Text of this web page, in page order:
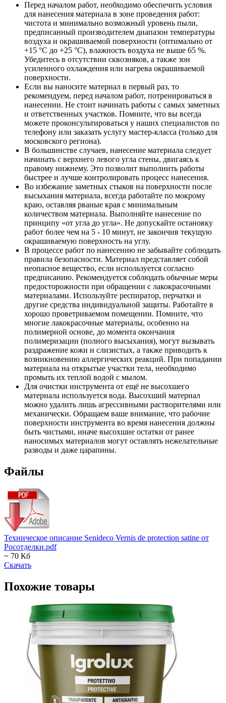
Перед началом работ, необходимо обеспечить условия
для нанесения материала в зоне проведения работ:
чистота и минимально возможный уровень пыли,
предписанный производителем диапазон температуры
воздуха и окрашиваемой поверхности (оптимально от
+15 °C до +25 °C), влажность воздуха не выше 65 %.
Убедитесь в отсутствии сквозняков, а также зон
усиленного охлаждения или нагрева окрашиваемой
поверхности.
Если вы наносите материал в первый раз, то
рекомендуем, перед началом работ, потренироваться в
нанесении. Не стоит начинать работы с самых заметных
и ответственных участков. Помните, что вы всегда
можете проконсультироваться у наших специалистов по
телефону или заказать услугу мастер-класса (только для
московского региона).
В большинстве случаев, нанесение материала следует
начинать с верхнего левого угла стены, двигаясь к
правому нижнему. Это позволит выполнить работы
быстрее и лучше контролировать процесс нанесения.
Во избежание заметных стыков на поверхности после
высыхания материала, всегда работайте по мокрому
краю, оставляя рваные края с минимальным
количеством материала. Выполняйте нанесение по
принципу «от угла до угла». Не допускайте остановку
работ более чем на 5 - 10 минут, не закончив текущую
окрашиваемую поверхность на углу.
В процессе работ по нанесению не забывайте соблюдать
правила безопасности. Материал представляет собой
неопасное вещество, если используется согласно
предписанию. Рекомендуется соблюдать обычные меры
предосторожности при обращении с лакокрасочными
материалами. Используйте респиратор, перчатки и
другие средства индивидуальной защиты. Работайте в
хорошо проветриваемом помещении. Помните, что
многие лакокрасочные материалы, особенно на
полимерной основе, до момента окончания
полимеризации (полного высыхания), могут вызывать
раздражение кожи и слизистых, а также приводить к
возникновению аллергических реакций. При попадании
материала на открытые участки тела, необходимо
промыть их теплой водой с мылом.
Для очистки инструмента от ещё не высохшего
материала используется вода. Высохший материал
можно удалить лишь агрессивными растворителями или
механически. Обращаем ваше внимание, что рабочие
поверхности инструмента во время нанесения должны
быть чистыми, иначе высохшие остатки от ранее
наносимых материалов могут оставлять нежелательные
разводы и даже царапины.
Файлы
Техническое описание Senideco Vernis de protection satine от
Росотделки.pdf
~ 70 Кб
Скачать
Похожие товары